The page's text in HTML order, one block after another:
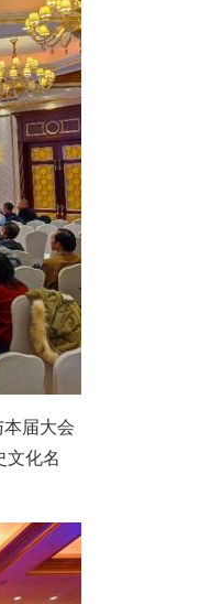
届大会
文化名